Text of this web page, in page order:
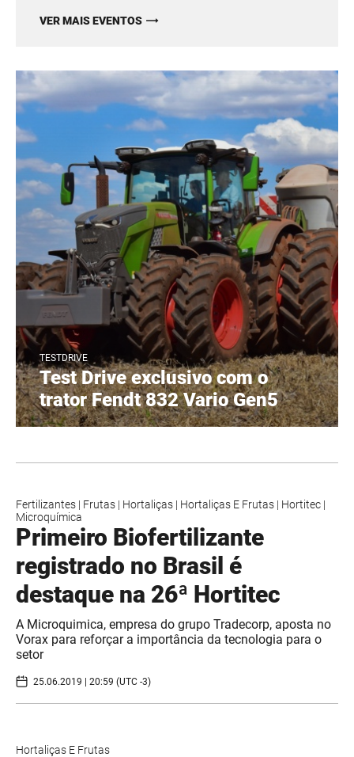
VER MAIS EVENTOS
TESTDRIVE
Test Drive exclusivo com o
trator Fendt 832 Vario Gen5
Fertilizantes | Frutas | Hortaliças | Hortaliças E Frutas | Hortitec |
Microquímica
Primeiro Biofertilizante
registrado no Brasil é
destaque na 26ª Hortitec
A Microquimica, empresa do grupo Tradecorp, aposta no
Vorax para reforçar a importância da tecnologia para o
setor
25.06.2019 | 20:59 (UTC -3)
Hortaliças E Frutas